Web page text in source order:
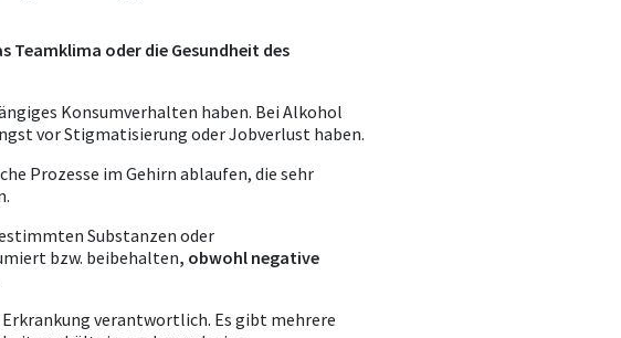
Teamklima oder die Gesundheit des
Konsumverhalten haben. Bei Alkohol
vor Stigmatisierung oder Jobverlust haben.
Prozesse im Gehirn ablaufen, die sehr
Substanzen oder
bzw. beibehalten, obwohl negative
verantwortlich. Es gibt mehrere